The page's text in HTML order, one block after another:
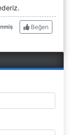
Beğen